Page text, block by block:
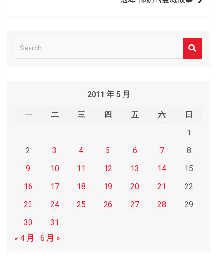
e
2011 年 5 月
一 二 三 四 五 六
日
1
2
3 4 5 6 7
8
9
10 11 12 13 14
15
16
17 18 19 20 21
22
23
24 25 26 27 28
29
30
31
« 4 月
6 月 »